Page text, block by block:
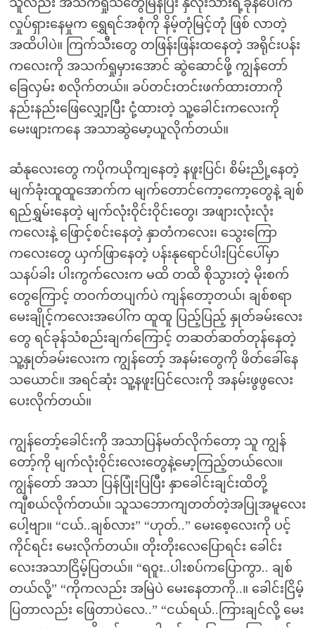
သူလည်း အသက်ရှုသံတွေမြန်ပြီး နှလုံးသားရဲ့ခုန်ပေါက်
လှုပ်ရှားနေမှုက ရွှေရင်အစုံကို နိမ့်တုံမြင့်တုံ ဖြစ် လာတဲ့
အထိပါပဲ။ ကြက်သီးတွေ တဖြန်းဖြန်းထနေတဲ့ အရိုင်းပန်း
ကလေးကို အသက်ရှုမှားအောင် ဆွဲဆောင်ဖို့ ကျွန်တော်
ခြေလှမ်း စလိုက်တယ်။ ခပ်တင်းတင်းဖက်ထားတာကို
နည်းနည်းဖြေလျှော့ပြီး ငုံ့ထားတဲ့ သူ့ခေါင်းကလေးကို
မေးဖျားကနေ အသာဆွဲမော့ယူလိုက်တယ်။
ဆံနုလေးတွေ ကပိုကယိုကျနေတဲ့ နဖူးပြင်၊ စိမ်းညို့နေတဲ့
မျက်ခုံးထူထူအောက်က မျက်တောင်ကော့ကော့တွေနဲ့ ချစ်
ရည်ရွှမ်းနေတဲ့ မျက်လုံးဝိုင်းဝိုင်းတွေ၊ အဖျားလုံးလုံး
ကလေးနဲ့ ဖြောင့်စင်းနေတဲ့ နှာတံကလေး၊ သွေးကြော
ကလေးတွေ ယှက်ဖြာနေတဲ့ ပန်းနုရောင်ပါးပြင်ပေါ်မှာ
သနပ်ခါး ပါးကွက်လေးက မထိ တထိ စိုသွားတဲ့ မိုးစက်
တွေကြောင့် တဝက်တပျက်ပဲ ကျန်တော့တယ်၊ ချစ်စရာ
မေးချိုင့်ကလေးအပေါ်က ထူထူ ပြည့်ပြည့် နှုတ်ခမ်းလေး
တွေ ရင်ခုန်သံစည်းချက်ကြောင့် တဆတ်ဆတ်တုန်နေတဲ့
သူ့နှုတ်ခမ်းလေးက ကျွန်တော့် အနမ်းတွေကို ဖိတ်ခေါ်နေ
သယောင်။ အရင်ဆုံး သူ့နဖူးပြင်လေးကို အနမ်းဖွဖွလေး
ပေးလိုက်တယ်။
ကျွန်တော့်ခေါင်းကို အသာပြန်မတ်လိုက်တော့ သူ ကျွန်
တော့်ကို မျက်လုံးဝိုင်းလေးတွေနဲ့မော့ကြည့်တယ်လေ။
ကျွန်တော် အသာ ပြန်ပြုံးပြပြီး နှာခေါင်းချင်းထိတို့
ကျီစယ်လိုက်တယ်။ သူသဘောကျတတ်တဲ့အပြုအမူလေး
ပေါ့ဗျာ။ “ငယ်..ချစ်လား” “ဟုတ်..” မေးစေ့လေးကို ပင့်
ကိုင်ရင်း မေးလိုက်တယ်။ တိုးတိုးလေပြောရင်း ခေါင်း
လေးအသာငြိမ့်ပြတယ်။ “ရဝူး..ပါးစပ်ကပြောကွာ.. ချစ်
တယ်လို့” “ကိုကလည်း အမြဲပဲ မေးနေတာကို..။ ခေါင်းငြိမ့်
ပြတာလည်း ဖြေတာပဲလေ..” “ငယ်ရယ်..ကြားချင်လို့ မေး